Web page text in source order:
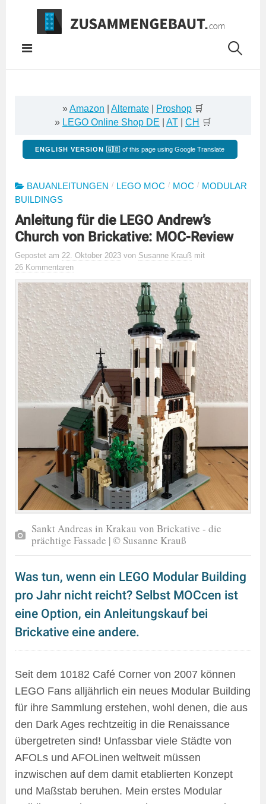
Springe
Inhalt
»Amazon Alternate Proshop 🛒
» LEGO Online Shop DE AT CH 🛒
ENGLISH VERSION 🇬🇧 of this page using Google Translate
BAUANLEITUNGEN / LEGO MOC / MOC / MODULAR
BUILDINGS
Anleitung für die LEGO Andrew’s
Church von Brickative: MOC-Review
Gepostet am 22. Oktober 2023 von Susanne Krauß mit
26 Kommentaren
Sankt Andreas in Krakau von Brickative - die
prächtige Fassade | © Susanne Krauß
Was tun, wenn ein LEGO Modular Building
pro Jahr nicht reicht? Selbst MOCcen ist
eine Option, ein Anleitungskauf bei
Brickative eine andere.
Seit dem 10182 Café Corner von 2007 können
LEGO Fans alljährlich ein neues Modular Building
für ihre Sammlung erstehen, wohl denen, die aus
den Dark Ages rechtzeitig in die Renaissance
übergetreten sind! Unfassbar viele Städte von
AFOLs und AFOLinen weltweit müssen
inzwischen auf dem damit etablierten Konzept
und Maßstab beruhen. Mein erstes Modular